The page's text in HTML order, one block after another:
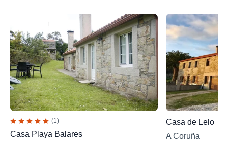
(1)
Casa Playa Balares
Casa de Lelo
A Coruña